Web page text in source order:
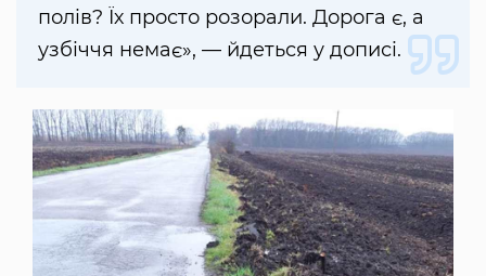
полів? Їх просто розорали. Дорога є, а
узбіччя немає», — йдеться у дописі.